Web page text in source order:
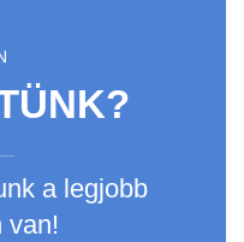
a legjobb
van!